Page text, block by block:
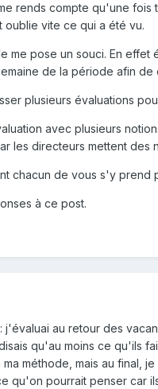
rends compte qu'une
oublie vite ce qui a été vu.
me pose un souci. En
de la période afin
plusieurs évaluations
avec plusieurs
les directeurs mettent
chacun de vous s'y prend
à ce post.
au retour des
qu'au moins ce qu'ils
méthode, mais au final,
qu'on pourrait penser car